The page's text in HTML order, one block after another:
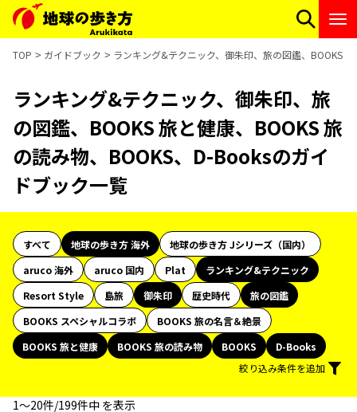
TOP ガイドブック ランキング&テクニック、御朱印、旅の図鑑、BOOKS
ランキング&テクニック、御朱印、旅
の図鑑、BOOKS 旅と健康、BOOKS 旅
の読み物、BOOKS、D-Booksのガイ
ドブック一覧
すべて 地球の歩き方 海外
地球の歩き方 Jシリーズ（国内）
aruco 海外
aruco 国内 Plat
ランキング&テクニック
Resort Style
島旅 御朱印 歴史時代
旅の図鑑
BOOKS スペシャルコラボ
BOOKS 旅の名言＆絶景
BOOKS 旅と健康
BOOKS 旅の読み物 BOOKS
D-Books
絞り込み条件を追加
1〜20件/199件中 を表示